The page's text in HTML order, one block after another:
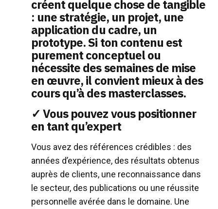
créent quelque chose de tangible
: une stratégie, un projet, une
application du cadre, un
prototype. Si ton contenu est
purement conceptuel ou
nécessite des semaines de mise
en œuvre, il convient mieux à des
cours qu’à des masterclasses.
✓ Vous pouvez vous positionner
en tant qu’expert
Vous avez des références crédibles : des
années d’expérience, des résultats obtenus
auprès de clients, une reconnaissance dans
le secteur, des publications ou une réussite
personnelle avérée dans le domaine. Une